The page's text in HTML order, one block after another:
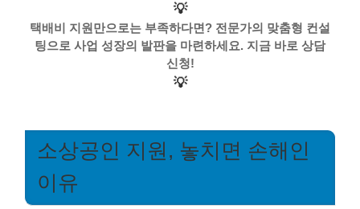
💡
택배비 지원만으로는 부족하다면? 전문가의 맞춤형 컨설
팅으로 사업 성장의 발판을 마련하세요. 지금 바로 상담
신청!
💡
소상공인 지원, 놓치면 손해인
이유